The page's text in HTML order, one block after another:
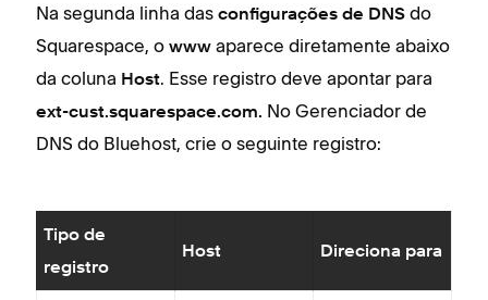
Na segunda linha das configurações de DNS do
Squarespace, o www aparece diretamente abaixo
da coluna Host. Esse registro deve apontar para
ext-cust.squarespace.com. No Gerenciador de
DNS do Bluehost, crie o seguinte registro:
Tipo de
registro
Host Direciona para